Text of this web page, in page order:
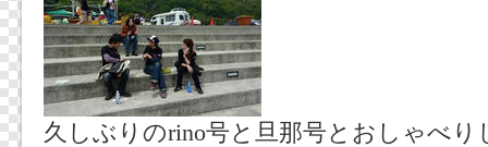
久しぶりのrino号と旦那号とおしゃべ